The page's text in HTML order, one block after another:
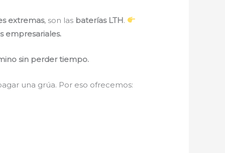
extremas, son las baterías LTH.
empresariales.
sin perder tiempo.
una grúa. Por eso ofrecemos: